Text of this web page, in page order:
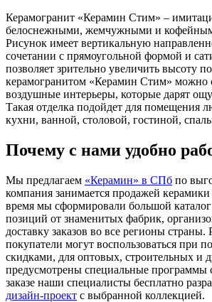
Керамогранит «Керамин Стим» –
белоснежными, жемчужными и
Рисунок имеет вертикальную
сочетании с прямоугольной формой и
позволяет зрительно увеличить высоту
керамогранитом «Керамин Стим» можно
воздушные интерьеры, которые дарят
Такая отделка подойдет для помещения
кухни, ванной, столовой, гостиной,
Почему с нами удобно
Мы предлагаем «Керамин» в СПб по
компания занимается продажей керамики
время мы сформировали большой
позиций от знаменитых фабрик,
доставку заказов во все регионы
покупатели могут воспользоваться при
скидками, для оптовых, строительных и
предусмотрены специальные программы
заказе наши специалисты бесплатно
дизайн-проект с выбранной коллекцией.